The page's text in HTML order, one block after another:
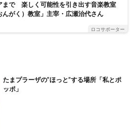
まで 楽しく可能性を引き出す音楽教室
んがく）教室」主宰・広瀬治代さん
ロコサポーター
たまプラーザの”ほっと”する場所「私とポ
ッポ」